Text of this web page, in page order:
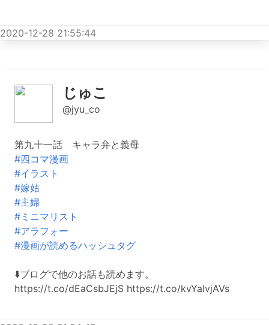
2020-12-28 21:55:44
じゅこ
@jyu_co
第九十一話 キャラ弁と義母
#四コマ漫画
#イラスト
#嫁姑
#主婦
#ミニマリスト
#アラフォー
#漫画が読めるハッシュタグ
⬇️ブログで他のお話も読めます。
https://t.co/dEaCsbJEjS https://t.co/kvYaIvjAVs